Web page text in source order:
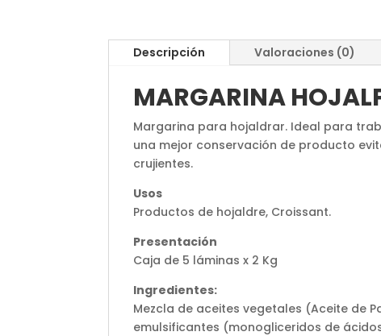
Descripción Valoraciones (0)
MARGARINA
Margarina para hojaldrar. Ideal para
una mejor conservación de producto
crujientes.
Usos
Productos de hojaldre, Croissant.
Presentación
Caja de 5 láminas x 2 Kg
Ingredientes:
Mezcla de aceites vegetales (Aceite de
emulsificantes (monogliceridos de